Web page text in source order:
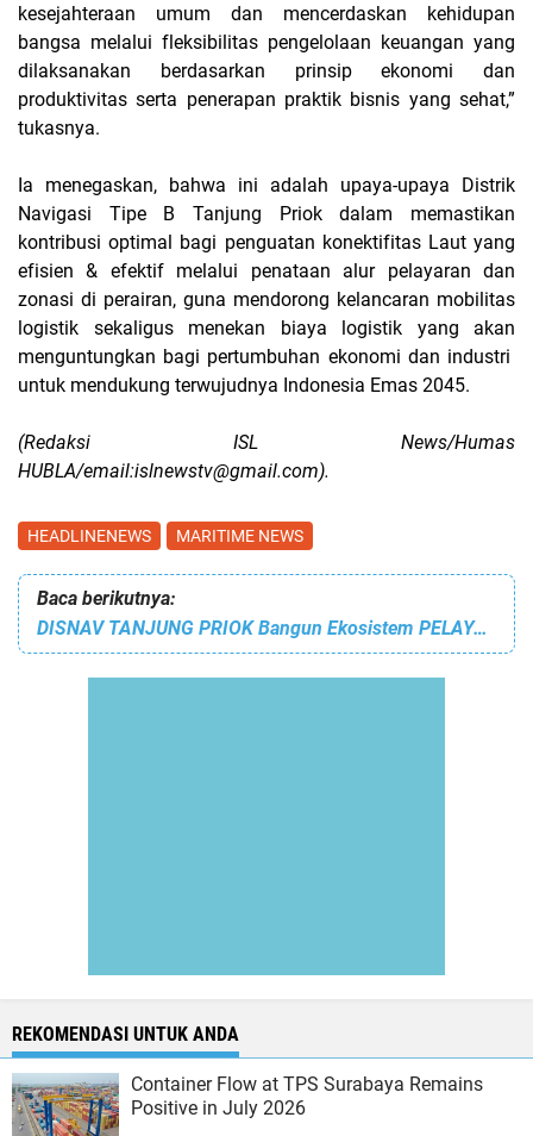
kesejahteraan umum dan mencerdaskan kehidupan
bangsa melalui fleksibilitas pengelolaan keuangan yang
dilaksanakan berdasarkan prinsip ekonomi dan
produktivitas serta penerapan praktik bisnis yang sehat,”
tukasnya.
Ia menegaskan, bahwa ini adalah upaya-upaya Distrik
Navigasi Tipe B Tanjung Priok dalam memastikan
kontribusi optimal bagi penguatan konektifitas Laut yang
efisien & efektif melalui penataan alur pelayaran dan
zonasi di perairan, guna mendorong kelancaran mobilitas
logistik sekaligus menekan biaya logistik yang akan
menguntungkan bagi pertumbuhan ekonomi dan industri
untuk mendukung terwujudnya Indonesia Emas 2045.
(Redaksi ISL News/Humas
HUBLA/email:islnewstv@gmail.com).
HEADLINENEWS MARITIME NEWS
Baca berikutnya:
DISNAV TANJUNG PRIOK Bangun Ekosistem PELAYANAN PUBLIK YANG BERINTEGRITAS, sebagai Bagian dari TRANSFORMASI ORGANISASI
REKOMENDASI UNTUK ANDA
Container Flow at TPS Surabaya Remains
Positive in July 2026